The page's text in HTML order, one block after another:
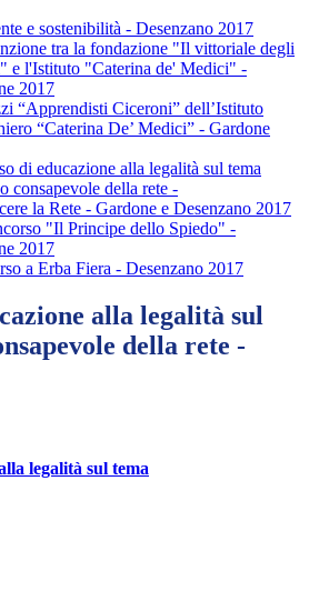
e sostenibilità - Desenzano 2017
tra la fondazione "Il vittoriale degli
e l'Istituto "Caterina de' Medici" -
2017
“Apprendisti Ciceroni” dell’Istituto
“Caterina De’ Medici” - Gardone
di educazione alla legalità sul tema
consapevole della rete -
la Rete - Gardone e Desenzano 2017
"Il Principe dello Spiedo" -
2017
a Erba Fiera - Desenzano 2017
alla legalità sul
della rete -
legalità sul tema